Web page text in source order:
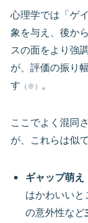
心理学では「ゲ
象を与え、後か
スの面をより強
が、評価の振り
す （※） 。
ここでよく混同
が、これらは似
ギャップ萌え
はかわいいと
の意外性など